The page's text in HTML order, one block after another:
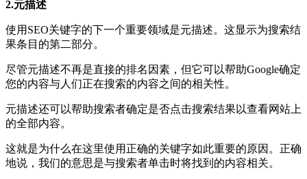
2.元描述
使用SEO关键字的下一个重要领域是元描述。这显示为搜索结
果条目的第二部分。
尽管元描述不再是直接的排名因素，但它可以帮助Google确定
您的内容与人们正在搜索的内容之间的相关性。
元描述还可以帮助搜索者确定是否点击搜索结果以查看网站上
的全部内容。
这就是为什么在这里使用正确的关键字如此重要的原因。正确
地说，我们的意思是与搜索者单击时将找到的内容相关。